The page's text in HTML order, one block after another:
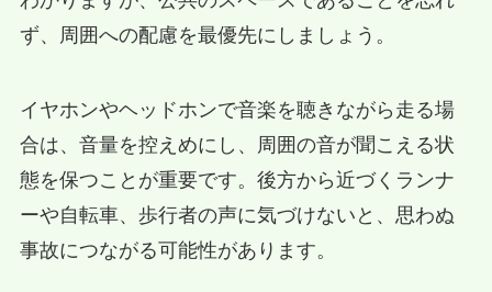
ず、周囲への配慮を最優先にしましょう。
イヤホンやヘッドホンで音楽を聴きながら走る場
合は、音量を控えめにし、周囲の音が聞こえる状
態を保つことが重要です。後方から近づくランナ
ーや自転車、歩行者の声に気づけないと、思わぬ
事故につながる可能性があります。